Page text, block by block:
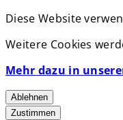
Diese Website
Weitere Cookies
Mehr dazu in
Ablehnen
Zustimmen